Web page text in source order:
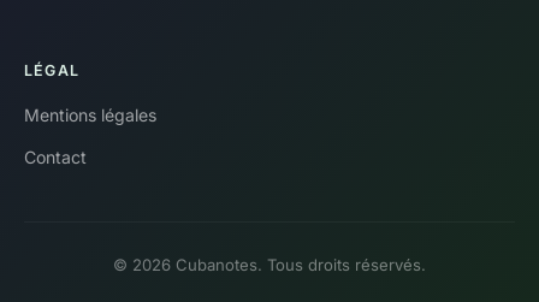
LÉGAL
Mentions légales
Contact
© 2026 Cubanotes. Tous droits réservés.